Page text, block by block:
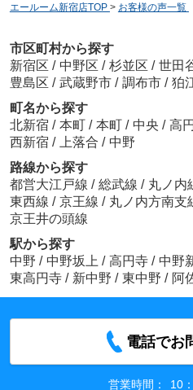
エールーム新宿店TOP > お客様の声一覧
市区町村から探す
新宿区 / 中野区 / 杉並区 / 世田
豊島区 / 武蔵野市 / 調布市 / 狛
町名から探す
北新宿 / 本町 / 本町 / 中央 / 高
西新宿 / 上落合 / 中野
路線から探す
都営大江戸線 / 総武線 / 丸ノ内
東西線 / 京王線 / 丸ノ内方南支
京王井の頭線
駅から探す
中野 / 中野坂上 / 高円寺 / 中野
東高円寺 / 新中野 / 東中野 / 阿
電話でお
営業時間：
10